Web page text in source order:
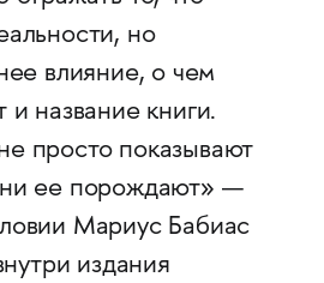
но
влияние, о чем
и название книги.
просто показывают
ее порождают» —
Мариус Бабиас
издания